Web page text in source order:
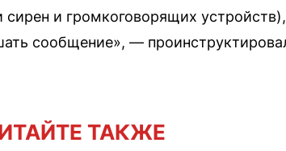
сирен и громкоговорящих
сообщение», —
ТАКЖЕ